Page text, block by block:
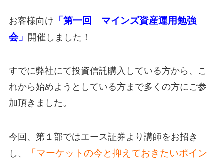
お客様向け 「第一回 マインズ資産運用勉強
会」 開催しました！
すでに弊社にて投資信託購入している方から、こ
れから始めようとしている方まで多くの方にご参
加頂きました。
今回、第１部ではエース証券より講師をお招き
し、
「マーケットの今と抑えておきたいポイン